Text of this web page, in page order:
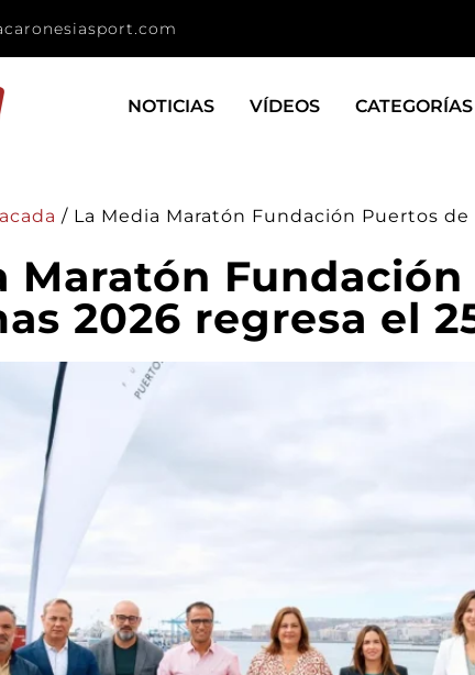
NOTICIAS VÍDEOS CATEGORÍAS
/ La Media Maratón Fundación Puertos de
Maratón
2026 regresa el